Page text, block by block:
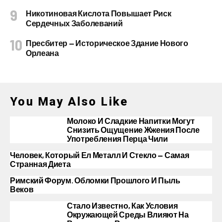
Никотиновая Кислота Повышает Риск
Сердечных Заболеваний
Пресбитер — Историческое Здание Нового
Орлеана
You May Also Like
Молоко И Сладкие Напитки Могут
Снизить Ощущение Жжения После
Употребления Перца Чили
Человек, Который Ел Металл И Стекло — Самая
Странная Диета
Римский Форум. Обломки Прошлого И Пыль
Веков
Стало Известно, Как Условия
Окружающей Среды Влияют На